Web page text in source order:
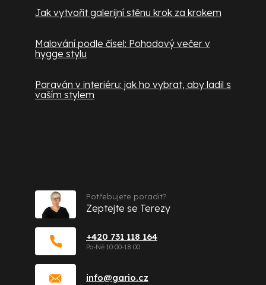
Jak vytvořit galerijní stěnu krok za krokem
Malování podle čísel: Pohodový večer v
hygge stylu
Paraván v interiéru: jak ho vybrat, aby ladil s
vaším stylem
info@gario.cz
+420 731 118 164
Potřebujete poradit?
Zeptejte se Terezy